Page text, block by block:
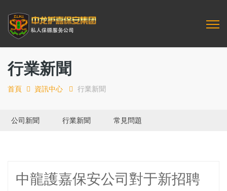
行業新聞
首頁 資訊中心 行業新聞
公司新聞 行業新聞 常見問題
中龍護嘉保安公司對于新招聘